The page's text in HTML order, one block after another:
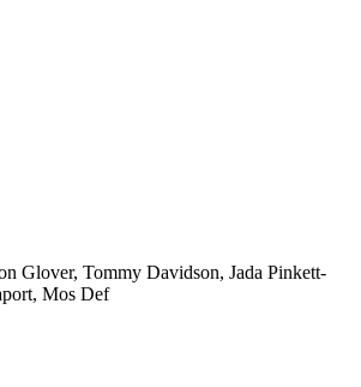
Glover, Tommy Davidson, Jada Pinkett-
Mos Def